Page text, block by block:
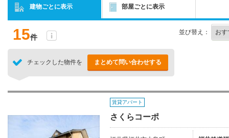
建物ごとに表示 部屋ごとに表示
15件
並び替え：
チェックした物件を まとめて問い合わせする
賃貸アパート
さくらコーポ